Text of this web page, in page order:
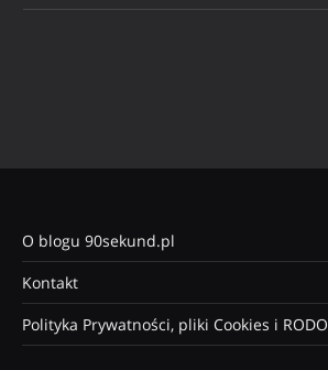
O blogu 90sekund.pl
Kontakt
Polityka Prywatności, pliki Cookies i RODO